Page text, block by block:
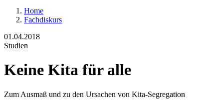
Home
Fachdiskurs
01.04.2018
Studien
Keine Kita für alle
Zum Ausmaß und zu den Ursachen von Kita-Segregation